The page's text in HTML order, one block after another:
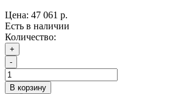
Цена: 47 061 р.
Есть в наличии
Количество:
+
-
В корзину